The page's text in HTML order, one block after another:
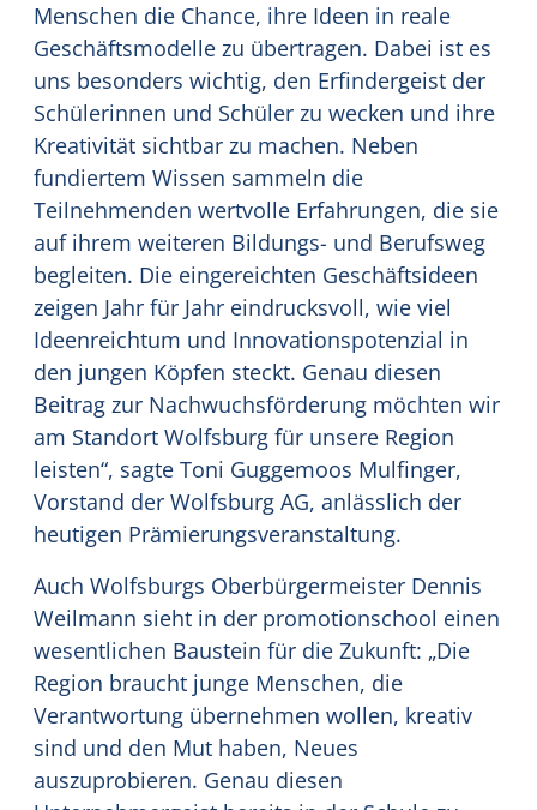
Menschen die Chance, ihre Ideen in reale
Geschäftsmodelle zu übertragen. Dabei ist es
uns besonders wichtig, den Erfindergeist der
Schülerinnen und Schüler zu wecken und ihre
Kreativität sichtbar zu machen. Neben
fundiertem Wissen sammeln die
Teilnehmenden wertvolle Erfahrungen, die sie
auf ihrem weiteren Bildungs- und Berufsweg
begleiten. Die eingereichten Geschäftsideen
zeigen Jahr für Jahr eindrucksvoll, wie viel
Ideenreichtum und Innovationspotenzial in
den jungen Köpfen steckt. Genau diesen
Beitrag zur Nachwuchsförderung möchten wir
am Standort Wolfsburg für unsere Region
leisten“, sagte Toni Guggemoos Mulfinger,
Vorstand der Wolfsburg AG, anlässlich der
heutigen Prämierungsveranstaltung.
Auch Wolfsburgs Oberbürgermeister Dennis
Weilmann sieht in der promotionschool einen
wesentlichen Baustein für die Zukunft: „Die
Region braucht junge Menschen, die
Verantwortung übernehmen wollen, kreativ
sind und den Mut haben, Neues
auszuprobieren. Genau diesen